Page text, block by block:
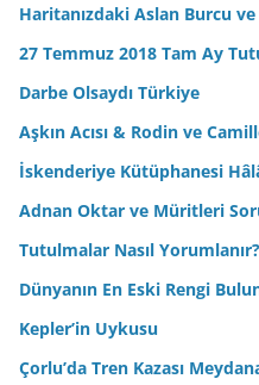
Haritanızdaki Aslan Burcu
27 Temmuz 2018 Tam Ay
Darbe Olsaydı Türkiye
Aşkın Acısı & Rodin ve
İskenderiye Kütüphanesi
Adnan Oktar ve Müritleri
Tutulmalar Nasıl Yorumlanır?
Dünyanın En Eski Rengi
Kepler’in Uykusu
Çorlu’da Tren Kazası